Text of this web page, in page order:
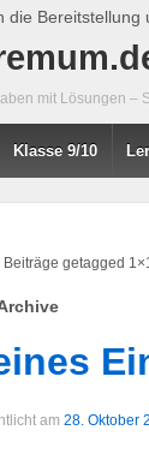
mit Lösungen –
Klasse 9/10
Beiträge getagged
am 28. Oktober
die